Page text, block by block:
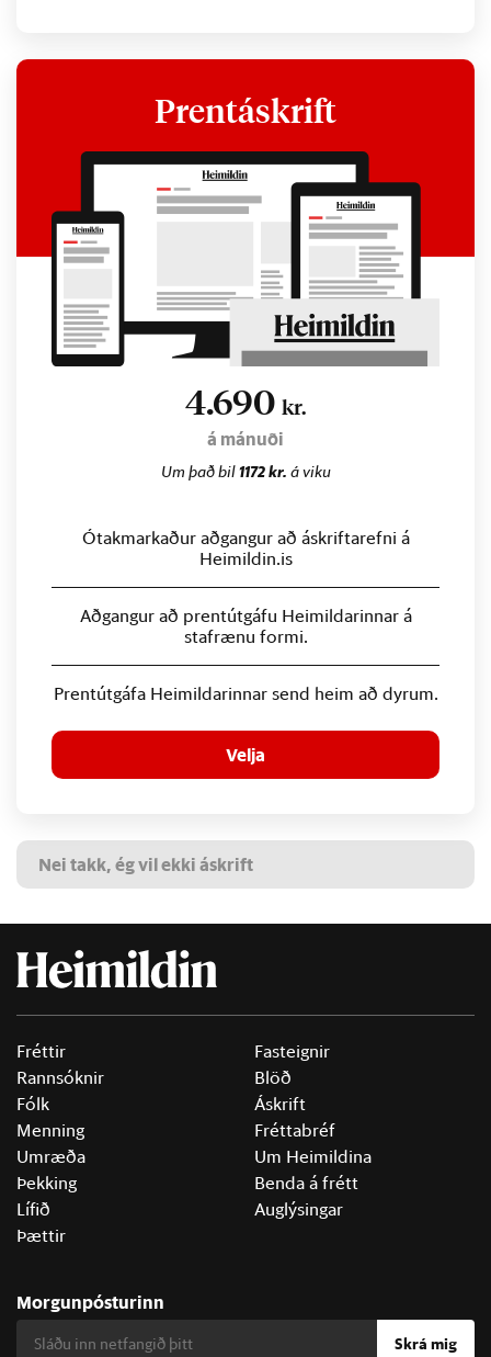
Prentáskrift
4.690 kr.
á mánuði
Um það bil1172 kr. á viku
Ótakmarkaður aðgangur að áskriftarefni á
Heimildin.is
Aðgangur að prentútgáfu Heimildarinnar á
stafrænu formi.
Prentútgáfa Heimildarinnar send heim að dyrum.
Velja
Nei takk, ég vil ekki áskrift
Fréttir
Rannsóknir
Fólk
Menning
Umræða
Þekking
Lífið
Þættir
Fasteignir
Blöð
Áskrift
Fréttabréf
Um Heimildina
Benda á frétt
Auglýsingar
Morgunpósturinn
Skrá mig